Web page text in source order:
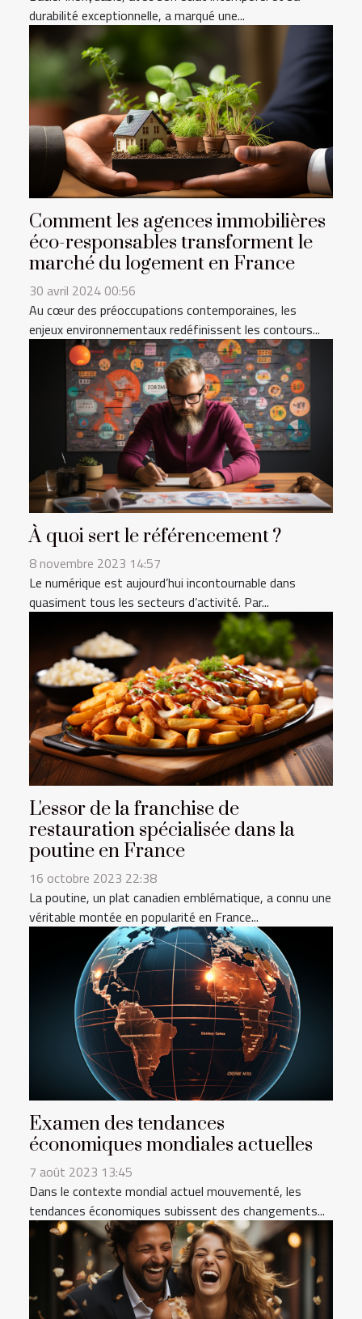
durabilité exceptionnelle, a marqué une...
Comment les agences immobilières
éco-responsables transforment le
marché du logement en France
30 avril 2024 00:56
Au cœur des préoccupations contemporaines, les
enjeux environnementaux redéfinissent les contours...
À quoi sert le référencement ?
8 novembre 2023 14:57
Le numérique est aujourd’hui incontournable dans
quasiment tous les secteurs d’activité. Par...
L'essor de la franchise de
restauration spécialisée dans la
poutine en France
16 octobre 2023 22:38
La poutine, un plat canadien emblématique, a connu une
véritable montée en popularité en France...
Examen des tendances
économiques mondiales actuelles
7 août 2023 13:45
Dans le contexte mondial actuel mouvementé, les
tendances économiques subissent des changements...